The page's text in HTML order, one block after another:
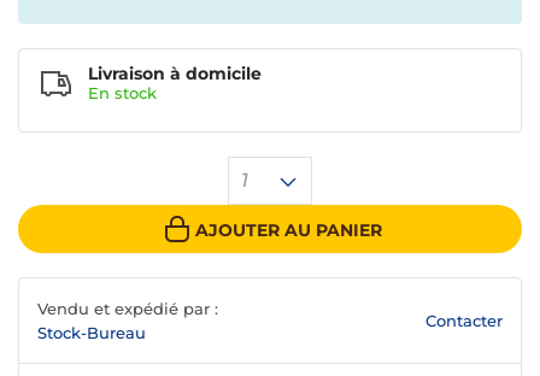
1
AJOUTER AU PANIER
Livraison à domicile
En stock
Vendu et expédié par :
Stock-Bureau
Contacter